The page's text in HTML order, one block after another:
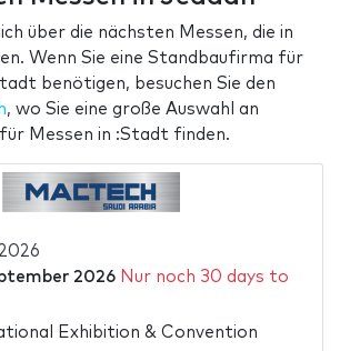
über die nächsten Messen, die in
Wenn Sie eine Standbaufirma für
benötigen, besuchen Sie den
, wo Sie eine große Auswahl an
Messen in :Stadt finden.
2026 Nur noch 30 days to
Exhibition & Convention